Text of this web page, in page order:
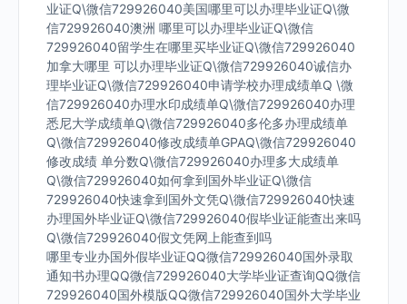
业证Q\微信729926040美国哪里可以办理毕业证Q\微
信729926040澳洲 哪里可以办理毕业证Q\微信
729926040留学生在哪里买毕业证Q\微信729926040
加拿大哪里 可以办理毕业证Q\微信729926040诚信办
理毕业证Q\微信729926040申请学校办理成绩单Q \微
信729926040办理水印成绩单Q\微信729926040办理
悉尼大学成绩单Q\微信729926040多伦多办理成绩单
Q\微信729926040修改成绩单GPAQ\微信729926040
修改成绩 单分数Q\微信729926040办理多大成绩单
Q\微信729926040如何拿到国外毕业证Q\微信
729926040快速拿到国外文凭Q\微信729926040快速
办理国外毕业证Q\微信729926040假毕业证能查出来吗
Q\微信729926040假文凭网上能查到吗
哪里专业办国外假毕业证QQ微信729926040国外录取
通知书办理QQ微信729926040大学毕业证查询QQ微信
729926040国外模版QQ微信729926040国外大学毕业